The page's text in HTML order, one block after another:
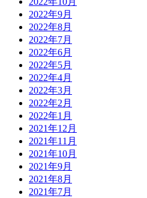
2022年9月
2022年8月
2022年7月
2022年6月
2022年5月
2022年4月
2022年3月
2022年2月
2022年1月
2021年12月
2021年11月
2021年10月
2021年9月
2021年8月
2021年7月